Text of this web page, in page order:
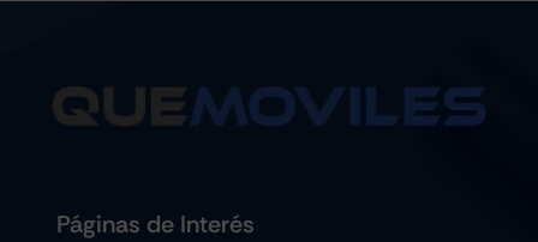
Páginas de Interés